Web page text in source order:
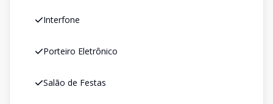
Interfone
Porteiro Eletrônico
Salão de Festas